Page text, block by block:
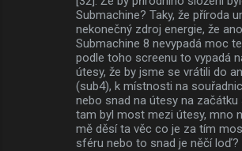
Submachine? Taky, že příroda
nekonečný zdroj energie, že
Submachine 8 nevypadá moc
podle toho screenu to vypadá
útesy, že by jsme se vrátili do
(sub4), k místnosti na
nebo snad na útesy na začátku
tam byl most mezi útesy, mno
mě děsí ta věc co je za tím
sféru nebo to snad je něčí loď?